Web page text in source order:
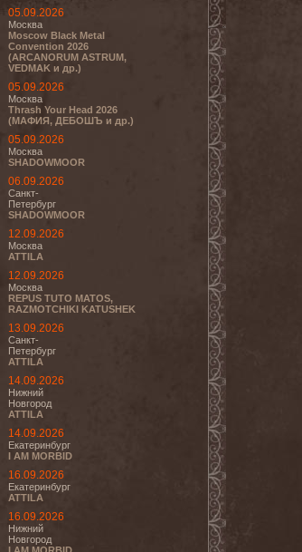
05.09.2026
Москва
Moscow Black Metal
Convention 2026
(ARCANORUM ASTRUM,
VEDMAK и др.)
05.09.2026
Москва
Thrash Your Head 2026
(МАФИЯ, ДЕБОШЪ и др.)
05.09.2026
Москва
SHADOWMOOR
06.09.2026
Санкт-
Петербург
SHADOWMOOR
12.09.2026
Москва
ATTILA
12.09.2026
Москва
REPUS TUTO MATOS,
RAZMOTCHIKI KATUSHEK
13.09.2026
Санкт-
Петербург
ATTILA
14.09.2026
Нижний
Новгород
ATTILA
14.09.2026
Екатеринбург
I AM MORBID
16.09.2026
Екатеринбург
ATTILA
16.09.2026
Нижний
Новгород